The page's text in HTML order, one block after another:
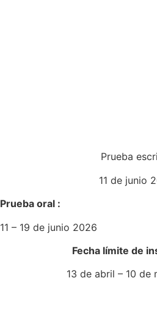
Prueba
11 de junio
Prueba oral :
11 – 19 de junio 2026
Fecha límite de
13 de abril – 10 de